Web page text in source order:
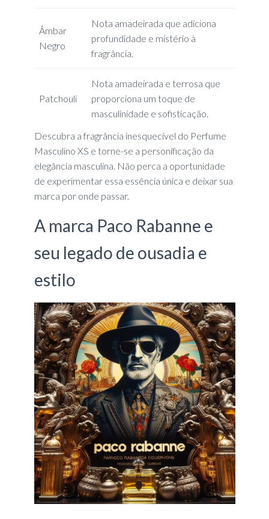
Âmbar
Negro
Nota amadeirada que adiciona
profundidade e mistério à
fragrância.
Patchouli
Nota amadeirada e terrosa que
proporciona um toque de
masculinidade e sofisticação.
Descubra a fragrância inesquecível do Perfume
Masculino XS e torne-se a personificação da
elegância masculina. Não perca a oportunidade
de experimentar essa essência única e deixar sua
marca por onde passar.
A marca Paco Rabanne e
seu legado de ousadia e
estilo